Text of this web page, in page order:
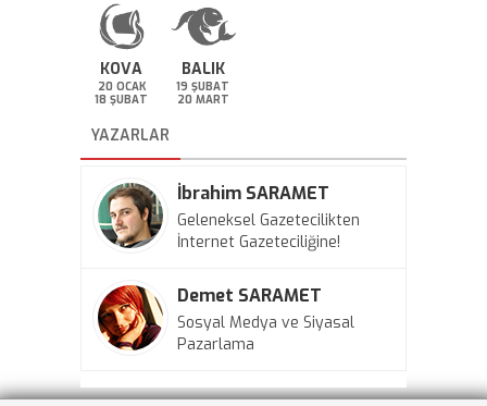
KOVA
20 OCAK
18 ŞUBAT
BALIK
19 ŞUBAT
20 MART
YAZARLAR
İbrahim SARAMET
Geleneksel Gazetecilikten
İnternet Gazeteciliğine!
Demet SARAMET
Sosyal Medya ve Siyasal
Pazarlama